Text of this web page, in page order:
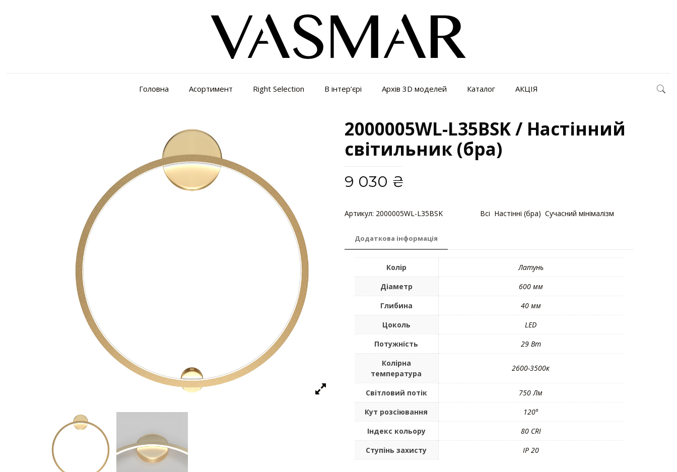
Головна Асортимент Right Selection В інтер’єрі Архів 3D моделей Каталог АКЦІЯ
2000005WL-L35BSK / Настінний
світильник (бра)
9 030 ₴
Артикул: 2000005WL-L35BSK Bсі Настінні (бра) Сучасний мінімалізм
Додаткова інформація
Колір
Латунь
Діаметр
600 мм
Глибина
40 мм
Цоколь
LED
Потужність
29 Вт
Колірна
температура
2600-3500к
Світловий потік
750 Лм
Кут розсіювання
120°
Індекс кольору
80 CRI
Ступінь захисту
IP 20